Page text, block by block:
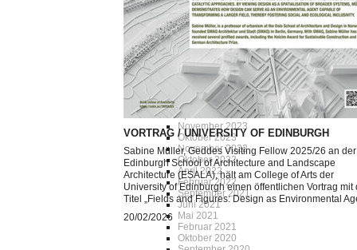
VORTRAG / UNIVERSITY OF EDINBURGH
Sabine Müller, Geddes Visiting Fellow 2025/26 an der
Edinburgh School of Architecture and Landscape
Architecture (ESALA), hält am College of Arts der
University of Edinburgh einen öffentlichen Vortrag mit
Titel „Fields and Figures: Design as Environmental
20/02/2026
Dezember 2025
November 2025
Oktober 2025
August 2025
Juli 2025
Dezember 2024
November 2024
Oktober 2024
Juli 2024
Mai 2024
April 2024
November 2023
Oktober 2023
November 2022
Oktober 2022
April 2022
Februar 2022
September 2021
Juni 2021
Mai 2021
Februar 2021
Oktober 2020